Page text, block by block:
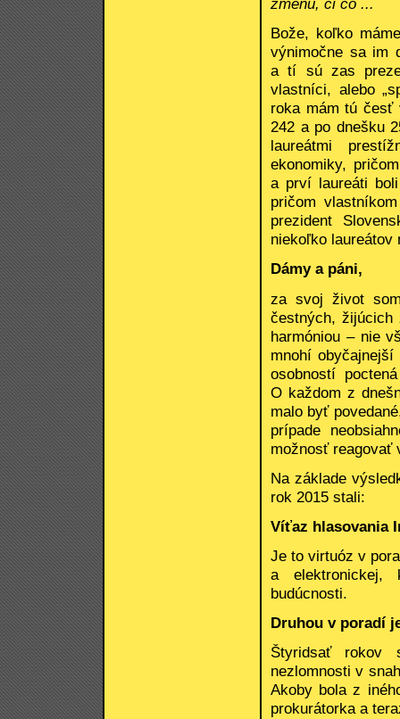
zmenu, či čo ...
Bože, koľko
výnimočne sa im
a tí sú zas
vlastníci, alebo
roka mám tú česť
242 a po dnešku
laureátmi
ekonomiky,
a prví laureáti
pričom
prezident
niekoľko
Dámy a páni,
za svoj život
čestných, žijúcich
harmóniou – nie
mnohí
osobností
O každom z
malo byť
prípade
možnosť reagovať
Na základe
rok 2015 stali:
Víťaz hlasovania
Je to virtuóz v
a elektronickej,
budúcnosti.
Druhou v poradí
Štyridsať rokov
nezlomnosti v
Akoby bola z
prokurátorka a